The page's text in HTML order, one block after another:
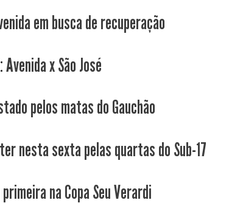
em busca de recuperação
Avenida x São José
pelos matas do Gauchão
nesta sexta pelas quartas do Sub-17
na Copa Seu Verardi